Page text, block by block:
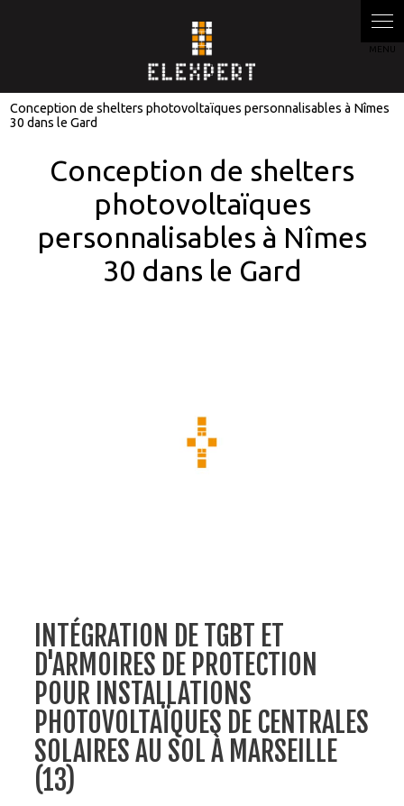
Conception de shelters photovoltaïques personnalisables à Nîmes
30 dans le Gard
Conception de shelters
photovoltaïques
personnalisables à Nîmes
30 dans le Gard
INTÉGRATION DE TGBT ET
D'ARMOIRES DE PROTECTION
POUR INSTALLATIONS
PHOTOVOLTAÏQUES DE CENTRALES
SOLAIRES AU SOL À MARSEILLE
(13)